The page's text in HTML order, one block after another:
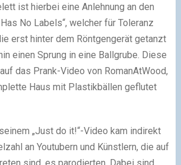
ist hierbei eine Anlehnung an den
No Labels“, welcher für Toleranz
erst hinter dem Röntgengerät getanzt
einen Sprung in eine Ballgrube. Diese
das Prank-Video von RomanAtWood,
Haus mit Plastikbällen geflutet
„Just do it!“-Video kam indirekt
an Youtubern und Künstlern, die auf
sind, es parodierten. Dabei sind